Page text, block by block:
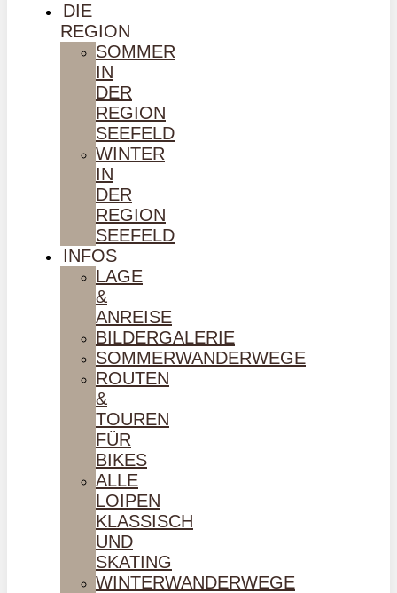
DIE
REGION
SOMMER
IN
DER
REGION
SEEFELD
WINTER
IN
DER
REGION
SEEFELD
INFOS
LAGE
&
ANREISE
BILDERGALERIE
SOMMERWANDERWEGE
ROUTEN
&
TOUREN
FÜR
BIKES
ALLE
LOIPEN
KLASSISCH
UND
SKATING
WINTERWANDERWEGE